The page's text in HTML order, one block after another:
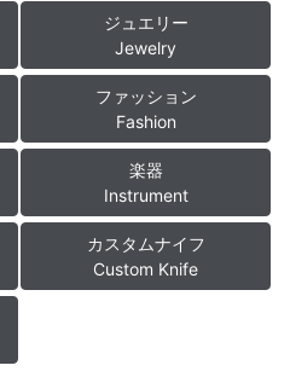
ジュエリー
Jewelry
ファッション
Fashion
楽器
Instrument
カスタムナイフ
Custom Knife